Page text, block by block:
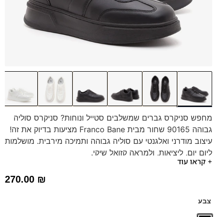
מחפש סניקרס גברים שמשלבים סטייל ונוחות? סניקרס סוליה
גבוהה 90165 שחור מבית Franco Bane מציעות בדיוק את זה!
עיצוב מודרני ואלגנטי עם סוליה גבוהה ותמיכה מירבית. מושלמות
ליום יום, ליציאות, ולמראה קזואל שיקי.
+ קראו עוד
270.00 ₪
צבע